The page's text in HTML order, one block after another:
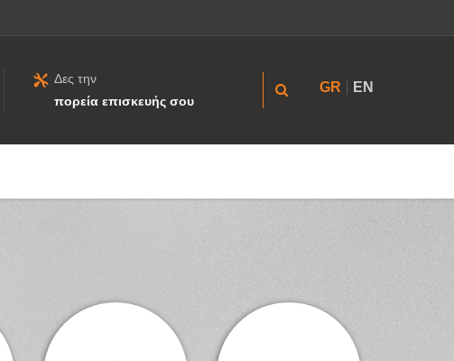
Δες την
πορεία επισκευής σου
GR EN